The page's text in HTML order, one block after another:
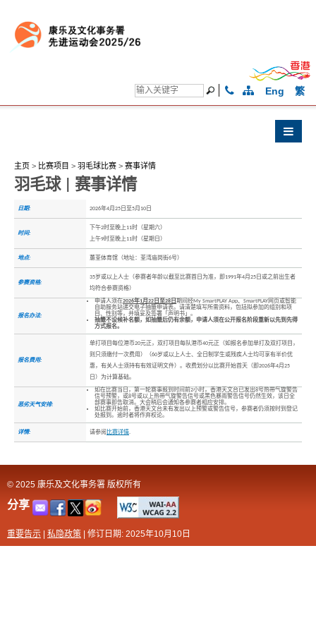
Eng 繁
主页 > 比赛项目 > 羽毛球比赛 > 赛事详情
羽毛球 | 赛事详情
日期: 2026年4月25日至5月10日
时间:
下午2时至晚上11时（星期六）
上午9时至晚上11时（星期日）
地点: 蕙荃体育馆（地址：荃湾庙岗街6号）
参赛资格:
35岁或以上人士（参赛者年龄以截至比赛首日为准，即1991年4月25日或之前出生者
均符合参赛资格）
报名办法:
申请人须在2026年1月22日至28日 期间经My SmartPLAY App、SmartPLAY网页或智能
自助服务站递交电子抽籤申请表。请清楚填写所需资料，包括拟参加的组别和项
目、性别等，并填妥及签署「声明书」。
抽籤不设候补名额，如抽籤后仍有余额，申请人须在公开报名阶段重新以先到先得
方式报名。
报名费用:
单打项目每位港币20元正，双打项目每队港币40元正（如报名参加单打及双打项目，
则只须缴付一次费用）（60岁或以上人士、全日制学生或残疾人士均可享有半价优
惠，有关人士须持有有效证明文件）。收费划分以比赛开始首天（即2026年4月25
日）为计算基础。
恶劣天气安排:
如在比赛当日，第一轮赛事报到时间前2小时，香港天文台已发出8号热带气旋警告
信号预警，或8号或以上热带气旋警告信号或黑色暴雨警告信号仍然生效，该日全
部赛事即告取消。大会稍后会通知各参赛者相应安排。
如比赛开始前，香港天文台未有发出以上预警或警告信号，参赛者仍须按时到登记
处报到。逾时者将作弃权论。
详情: 请参阅 比赛详情
© 2025 康乐及文化事务署 版权所有
分享
重要告示 私隐政策 修订日期: 2025年10月10日